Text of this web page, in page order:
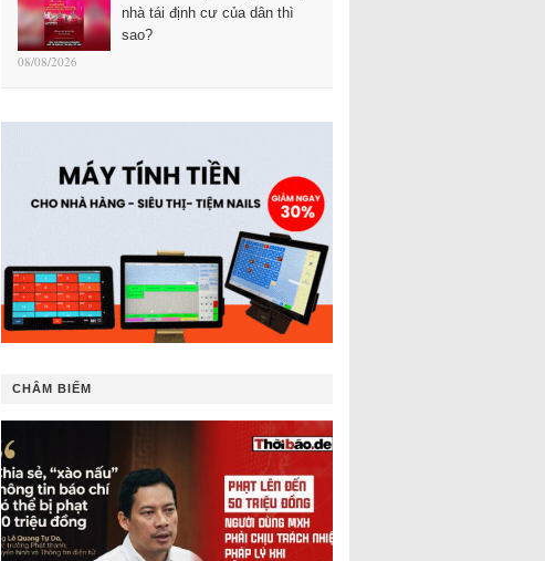
nhà tái định cư của dân thì
sao?
08/08/2026
CHÂM BIẾM